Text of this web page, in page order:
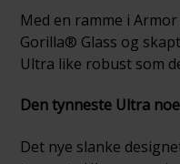
Med en ramme i
Gorilla® Glass og
Ultra like robust som
Den tynneste Ultra
Det nye slanke